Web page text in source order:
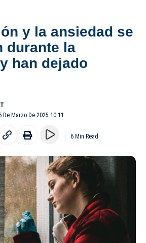
y la ansiedad se
durante la
han dejado
Marzo De 2025 10:11
6 Min Read